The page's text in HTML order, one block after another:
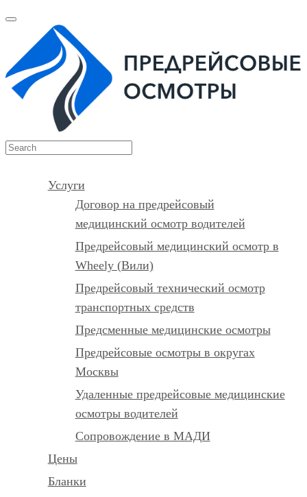
Услуги
Договор на предрейсовый
медицинский осмотр водителей
Предрейсовый медицинский осмотр в
Wheely (Вили)
Предрейсовый технический осмотр
транспортных средств
Предсменные медицинские осмотры
Предрейсовые осмотры в округах
Москвы
Удаленные предрейсовые медицинские
осмотры водителей
Сопровождение в МАДИ
Цены
Бланки